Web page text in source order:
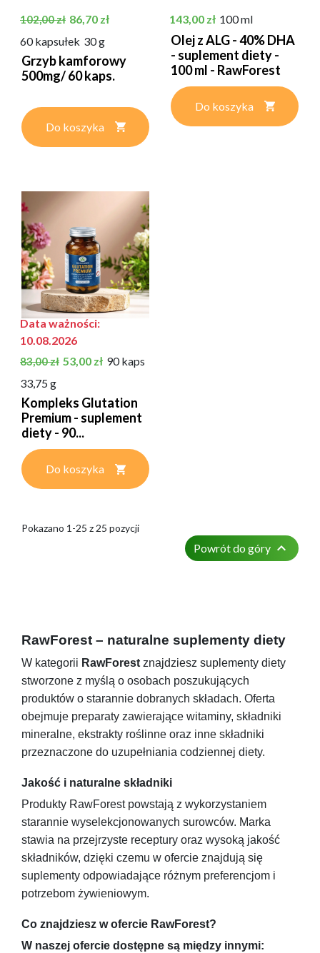
Cena podstawowa
102,00 zł Cena
86,70 zł
60 kapsułek 30 g
Grzyb kamforowy
500mg/ 60 kaps.
Do koszyka
Cena
143,00 zł 100 ml
Olej z ALG - 40% DHA
- suplement diety -
100 ml - RawForest
Do koszyka
Data ważności:
10.08.2026
Cena podstawowa
83,00 zł Cena
53,00 zł 90 kaps
33,75 g
Kompleks Glutation
Premium - suplement
diety - 90...
Do koszyka
Pokazano 1-25 z 25 pozycji
Powrót do góry 
RawForest – naturalne suplementy diety
W kategorii RawForest znajdziesz suplementy diety
stworzone z myślą o osobach poszukujących
produktów o starannie dobranych składach. Oferta
obejmuje preparaty zawierające witaminy, składniki
mineralne, ekstrakty roślinne oraz inne składniki
przeznaczone do uzupełniania codziennej diety.
Jakość i naturalne składniki
Produkty RawForest powstają z wykorzystaniem
starannie wyselekcjonowanych surowców. Marka
stawia na przejrzyste receptury oraz wysoką jakość
składników, dzięki czemu w ofercie znajdują się
suplementy odpowiadające różnym preferencjom i
potrzebom żywieniowym.
Co znajdziesz w ofercie RawForest?
W naszej ofercie dostępne są między innymi: